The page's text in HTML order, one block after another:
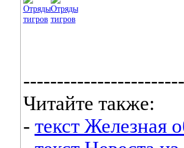
Читайте также:
- текст Железная